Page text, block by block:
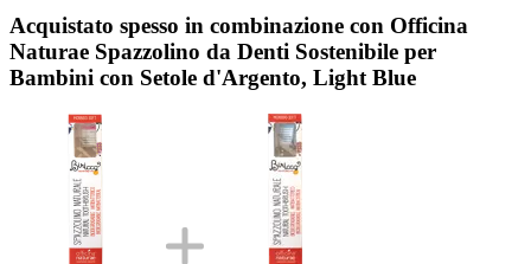
Acquistato spesso in combinazione con Officina
Naturae Spazzolino da Denti Sostenibile per
Bambini con Setole d'Argento, Light Blue